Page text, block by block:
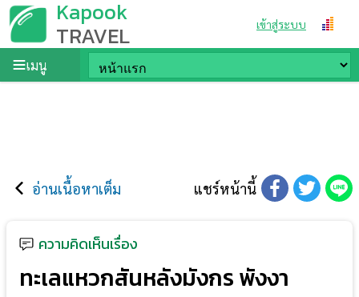
Kapook
TRAVEL เข้าสู่ระบบ
เมนู
อ่านเนื้อหาเต็ม แชร์หน้านี้
ความคิดเห็นเรื่อง
ทะเลแหวกสันหลังมังกร พังงา